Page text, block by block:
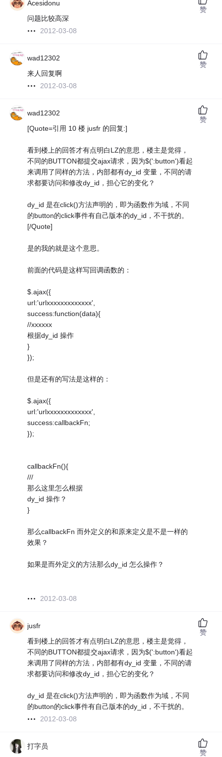
Acesidonu
问题比较高深
2012-03-08
赞
wad12302
来人回复啊
2012-03-08
赞
wad12302
[Quote=引用 10 楼 jusfr 的回复:]
看到楼上的回答才有点明白LZ的意思，楼主是觉得，
不同的BUTTON都提交ajax请求，因为$(':button')看起
来调用了同样的方法，内部都有dy_id 变量，不同的请
求都要访问和修改dy_id，担心它的变化？
dy_id 是在click()方法声明的，即为函数作为域，不同
的button的click事件有自己版本的dy_id，不干扰的。
[/Quote]
是的我的就是这个意思。
前面的代码是这样写回调函数的：
$.ajax({
url:'urlxxxxxxxxxxxxx',
success:function(data){
//xxxxxx
根据dy_id 操作
}
});
但是还有的写法是这样的：
$.ajax({
url:'urlxxxxxxxxxxxxx',
success:callbackFn;
});
callbackFn(){
///
那么这里怎么根据
dy_id 操作？
}
那么callbackFn 而外定义的和原来定义是不是一样的
效果？
如果是而外定义的方法那么dy_id 怎么操作？
2012-03-08
赞
jusfr
看到楼上的回答才有点明白LZ的意思，楼主是觉得，
不同的BUTTON都提交ajax请求，因为$(':button')看起
来调用了同样的方法，内部都有dy_id 变量，不同的请
求都要访问和修改dy_id，担心它的变化？
dy_id 是在click()方法声明的，即为函数作为域，不同
的button的click事件有自己版本的dy_id，不干扰的。
2012-03-08
赞
打字员
赞